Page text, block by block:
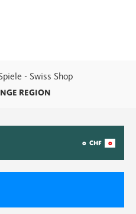
- Swiss Shop
REGION
0 CHF 0